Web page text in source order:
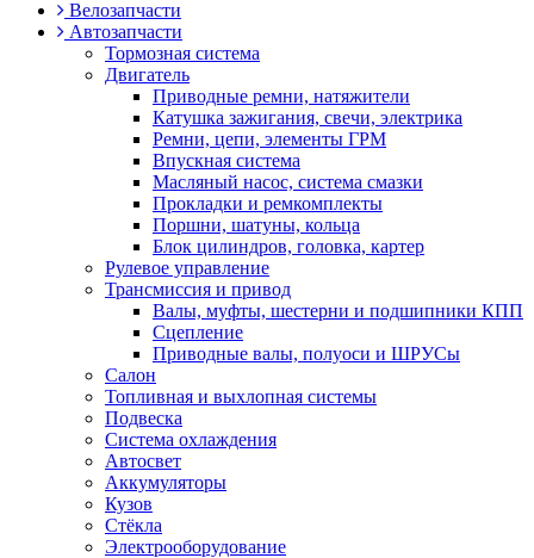
Велозапчасти
Автозапчасти
Тормозная система
Двигатель
Приводные ремни, натяжители
Катушка зажигания, свечи, электрика
Ремни, цепи, элементы ГРМ
Впускная система
Масляный насос, система смазки
Прокладки и ремкомплекты
Поршни, шатуны, кольца
Блок цилиндров, головка, картер
Рулевое управление
Трансмиссия и привод
Валы, муфты, шестерни и подшипники КПП
Сцепление
Приводные валы, полуоси и ШРУСы
Салон
Топливная и выхлопная системы
Подвеска
Система охлаждения
Автосвет
Аккумуляторы
Кузов
Стёкла
Электрооборудование